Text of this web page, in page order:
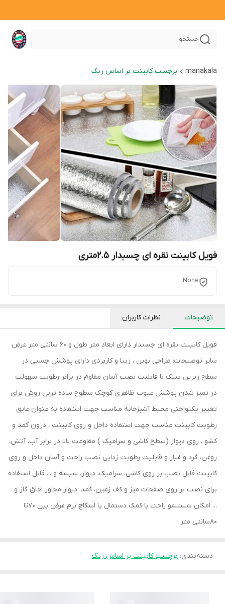
جستجو
manakala برچسب کابینت بر اساس رنگ
فویل کابینت نقره ای چسبدار 2.5متری
None
توضیحات نظرات کاربران
فویل کابینت نقره ای چسبدار دارای ابعاد متر طول و 60 سانتی متر عرض
سایر توضیحات: طراحی نوین ، زیبا و کاربردی دارای پوشش چسبی در
سطح زیرین سبک با قابلیت نصب آسان مقاوم در برابر رطوبت سهولت
در تمیز شدن پوشش عیوب ظاهری کوچک سطوح ساده ترین روش برای
تغییر یکنواختی محیط آشپزخانه مناسب جهت استفاده به عنوان عایق
رطوبت کابینت مناسب جهت استفاده داخل و روی کابینت ، درون کمد و
کشو ، روی دیوار (سطح کاشی و سرامیک ) مقاومت بالا در برابر آب، آتش،
روغن، گرد و غبار و قابلیت رطوبت زدایی نصب راحت و آسان داخل و روی
کابینت قابل نصب بر روی کاشی، سرامیک، دیوار، شیشه و ... قابل استفاده
برای نصب بر روی صفحات میز و کف زمین، کمد، دیوار مجاور اجاق گاز و
... امکان شستشو راحت با کمک دستمال یا اسکاچ نرم عرض بین 70تا
80سانتی متر
دسته‌بندی: برچسب کابینت بر اساس رنگ